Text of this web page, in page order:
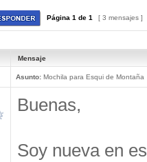
Página 1 de 1 [ 3 mensajes ]
Mensaje
Asunto:Mochila para Esqui de Montaña
Buenas,
Soy nueva en